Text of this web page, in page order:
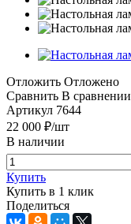
Отложить Отложено
Сравнить В сравнении
Артикул 7644
22 000 ₽/шт
В наличии
Купить
Купить в 1 клик
Поделиться